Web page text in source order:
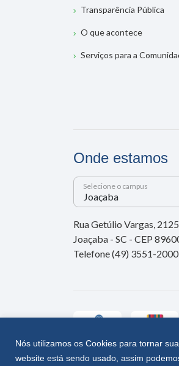
Nós utilizamos os Cookies para tornar
website está sendo usado, assim
Transparência Pública
O que acontece
Serviços para a
Onde estamos
Selecione o campus
Rua Getúlio Vargas,
Joaçaba - SC - CEP
Telefone (49) 3551-2000